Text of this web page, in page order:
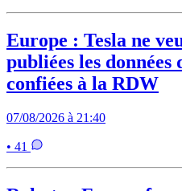
Europe : Tesla ne
publiées les données
confiées à la RDW
07/08/2026 à 21:40
• 41